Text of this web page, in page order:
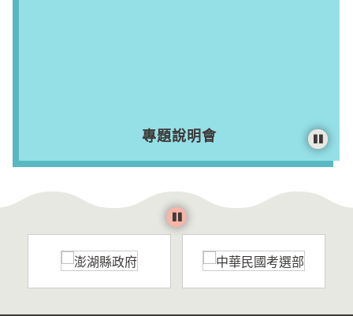
專題說明會